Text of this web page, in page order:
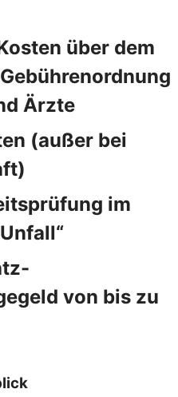
über dem
Ärzte
(außer bei
im
von bis zu